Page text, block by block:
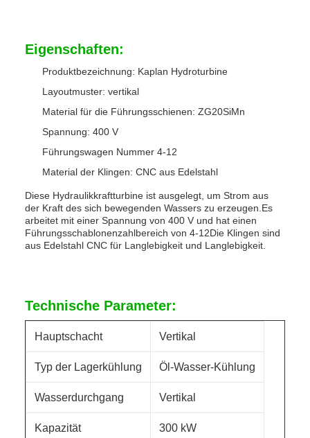
Eigenschaften:
Produktbezeichnung: Kaplan Hydroturbine
Layoutmuster: vertikal
Material für die Führungsschienen: ZG20SiMn
Spannung: 400 V
Führungswagen Nummer 4-12
Material der Klingen: CNC aus Edelstahl
Diese Hydraulikkraftturbine ist ausgelegt, um Strom aus
der Kraft des sich bewegenden Wassers zu erzeugen.Es
arbeitet mit einer Spannung von 400 V und hat einen
Führungsschablonenzahlbereich von 4-12Die Klingen sind
aus Edelstahl CNC für Langlebigkeit und Langlebigkeit.
Technische Parameter:
Hauptschacht Vertikal
Typ der Lagerkühlung Öl-Wasser-Kühlung
Wasserdurchgang Vertikal
Kapazität 300 kW